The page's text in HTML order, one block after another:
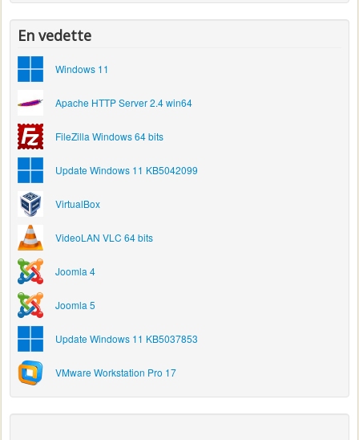
En vedette
Windows 11
Apache HTTP Server 2.4 win64
FileZilla Windows 64 bits
Update Windows 11 KB5042099
VirtualBox
VideoLAN VLC 64 bits
Joomla 4
Joomla 5
Update Windows 11 KB5037853
VMware Workstation Pro 17